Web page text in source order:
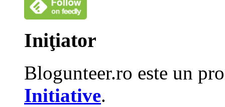
Iniţiator
Blogunteer.ro este un
Initiative.